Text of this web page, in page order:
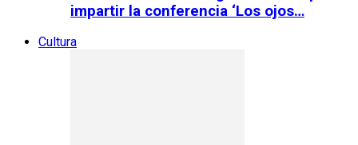
impartir la conferencia ‘Los ojos…
Cultura